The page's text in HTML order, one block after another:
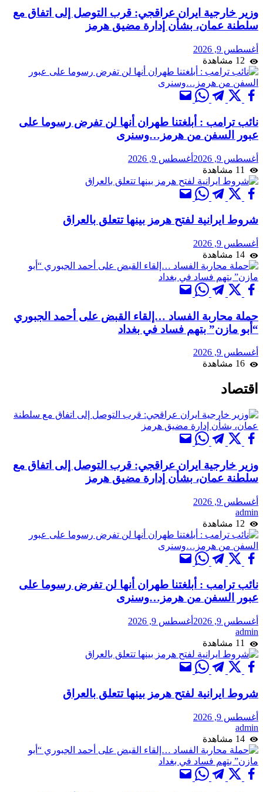
وزير خارجية ايران عراقجي: قرب التوصل إلى اتفاق مع
سلطنة عمان، بشأن إدارة مضيق هرمز
أغسطس 9, 2026
نائب ترامب : أبلغتنا طهران أنها لن تفرض رسوما على
عبور السفن من هرمز…وسنرى
أغسطس 9, 2026
أغسطس 9, 2026
شروط ايرانية لفتح هرمز بينها تتعلق بالعراق
أغسطس 9, 2026
حملة محاربة الفساد …إلقاء القبض على أحمد الجبوري
“أبو مازن” بتهم فساد في بغداد
أغسطس 9, 2026
اقتصاد
وزير خارجية ايران عراقجي: قرب التوصل إلى اتفاق مع
سلطنة عمان، بشأن إدارة مضيق هرمز
أغسطس 9, 2026
admin
نائب ترامب : أبلغتنا طهران أنها لن تفرض رسوما على
عبور السفن من هرمز…وسنرى
أغسطس 9, 2026
أغسطس 9, 2026
admin
شروط ايرانية لفتح هرمز بينها تتعلق بالعراق
أغسطس 9, 2026
admin